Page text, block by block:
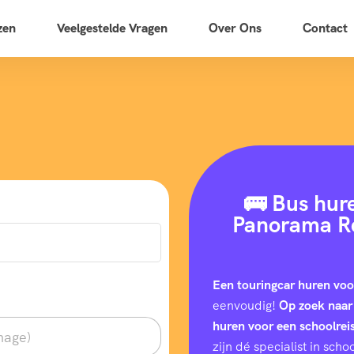
Veelgestelde Vragen Over Ons Contact
🚌 Bus
Panorama
Een touringcar huren
eenvoudig! Op zoek
huren voor een
zijn dé specialist in